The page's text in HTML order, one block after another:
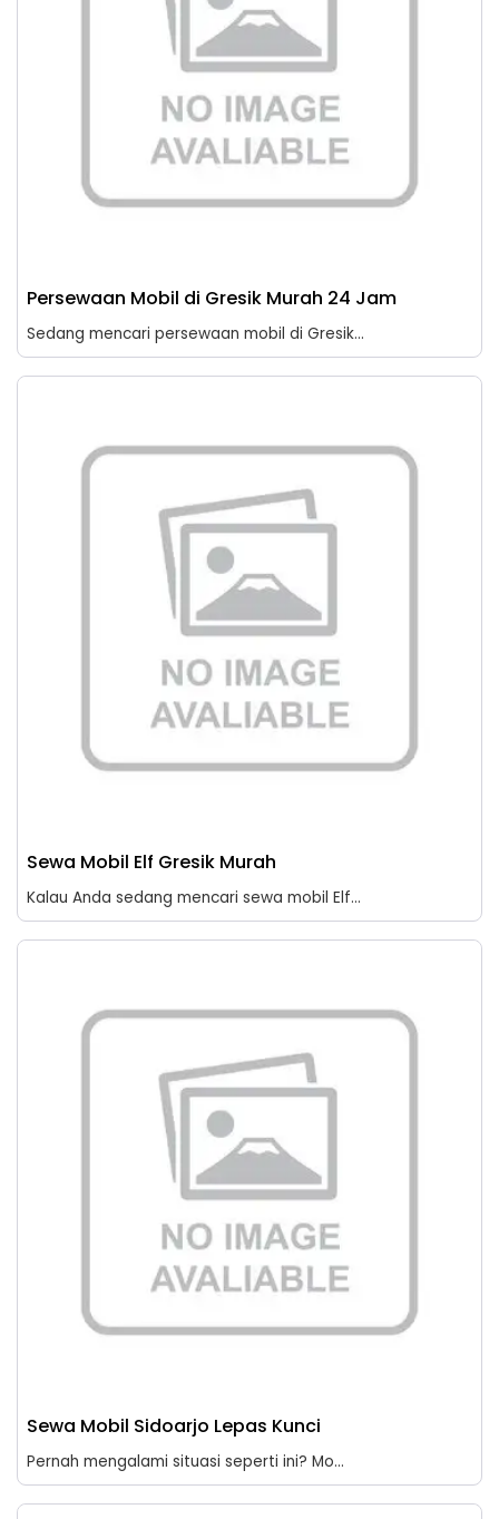
Persewaan Mobil di Gresik Murah 24 Jam
Sedang mencari persewaan mobil di Gresik...
Sewa Mobil Elf Gresik Murah
Kalau Anda sedang mencari sewa mobil Elf...
Sewa Mobil Sidoarjo Lepas Kunci
Pernah mengalami situasi seperti ini? Mo...